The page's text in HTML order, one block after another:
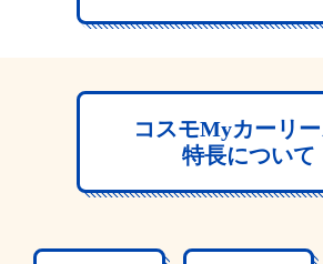
コスモMyカーリ
特長について